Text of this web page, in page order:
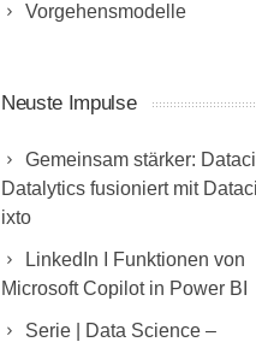
Vorgehensmodelle
Neuste Impulse
Gemeinsam stärker:
Datalytics fusioniert mit
ixto
LinkedIn I Funktionen von
Microsoft Copilot in Power BI
Serie | Data Science –